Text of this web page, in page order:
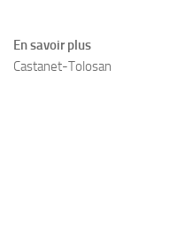
En savoir plus
Castanet-Tolosan